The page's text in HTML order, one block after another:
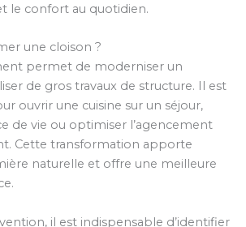
le confort au quotidien.
une cloison ?
permet de moderniser un
de gros travaux de structure. Il est
ouvrir une cuisine sur un séjour,
de vie ou optimiser l’agencement
Cette transformation apporte
naturelle et offre une meilleure
il est indispensable d’identifier